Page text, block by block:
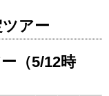
グ・トレッキン
アー特集！海外
緒に歩いてみま
イキングから、
ツアー
（5/12時